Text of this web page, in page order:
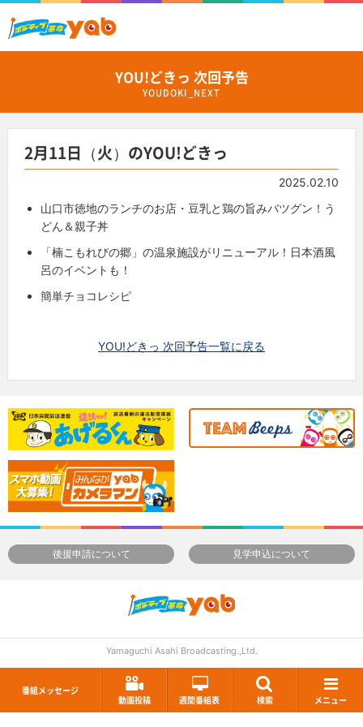
番組メッセージ
動画投稿
週間番組表 検索 メニュー
YOU!どきっ 次回予告
YOUDOKI_NEXT
2月11日（火）のYOU!どきっ
2025.02.10
山口市徳地のランチのお店・豆乳と鶏の旨みバツグン！う
どん＆親子丼
「楠こもれびの郷」の温泉施設がリニューアル！日本酒風
呂のイベントも！
簡単チョコレシピ
YOU!どきっ 次回予告一覧に戻る
後援申請について 見学申込について
Yamaguchi Asahi Broadcasting.,Ltd.